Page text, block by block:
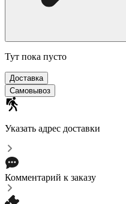
Тут пока пусто
Доставка
Самовывоз
Указать адрес доставки
Комментарий к заказу